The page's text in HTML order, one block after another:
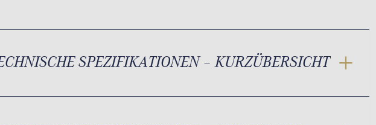
SPEZIFIKATIONEN – KURZÜBERSICHT